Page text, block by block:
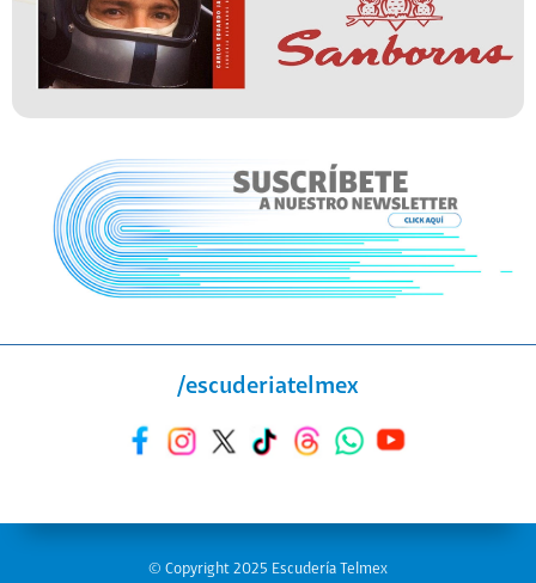
/escuderiatelmex
© Copyright 2025 Escudería Telmex